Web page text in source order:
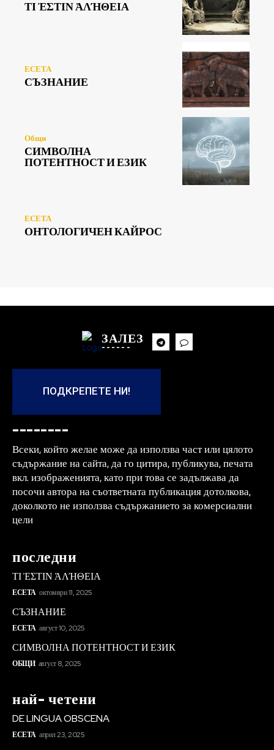
ΤΙ ἘΣΤΙΝ ἈΛΉΘΕΙΑ
ЕСЕТА
СЪЗНАНИЕ
Общи
СИМВОЛНА
ПОТЕНТНОСТ И ЕЗИК
ЕСЕТА
ОНТОЛОГИЧЕН КАЙРОС
ЗАЛЕЗ
------
ПОДКРЕПЕТЕ НИ!
--------
Всеки, който желае може да използва част или цялото
съдържание на сайта, да го цитира, публикува, печата
вкл. изображенията, като при това се задължава да
посочи автора на съответната публикация дотолкова,
доколкото не използва съдържанието за комерсиални
цели
последни
ΤΙ ἘΣΤΙΝ ἈΛΉΘΕΙΑ
ЕСЕТА октомври 11, 2025
СЪЗНАНИЕ
ЕСЕТА август 10, 2025
СИМВОЛНА ПОТЕНТНОСТ И ЕЗИК
ОБЩИ август 8, 2025
най- четени
DE LINGUA OBSCENA
ЕСЕТА април 23, 2025